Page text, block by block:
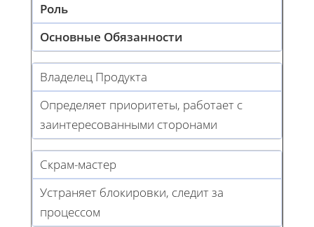
Роль
Основные Обязанности
Владелец Продукта
Определяет приоритеты, работает с
заинтересованными сторонами
Скрам-мастер
Устраняет блокировки, следит за
процессом